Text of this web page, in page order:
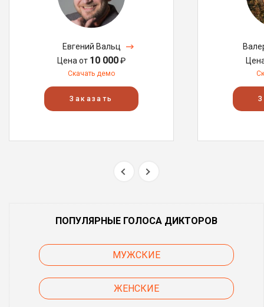
Евгений Вальц
Цена от 10 000₽
Скачать демо
Заказать
ПОПУЛЯРНЫЕ ГОЛОСА ДИКТОРОВ
МУЖСКИЕ
ЖЕНСКИЕ